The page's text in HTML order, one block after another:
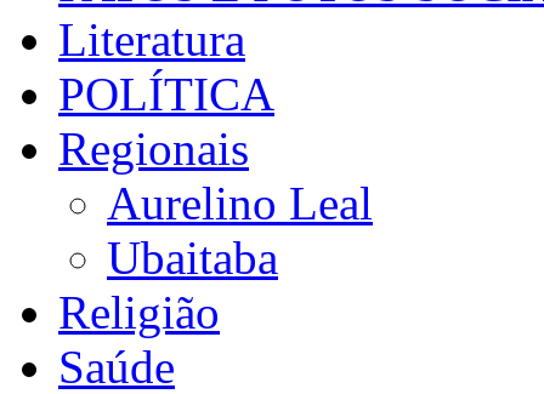
Literatura
POLÍTICA
Regionais
Aurelino Leal
Ubaitaba
Religião
Saúde